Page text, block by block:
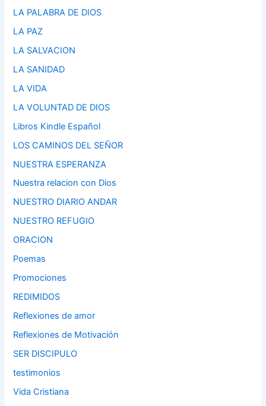
LA PALABRA DE DIOS
LA PAZ
LA SALVACION
LA SANIDAD
LA VIDA
LA VOLUNTAD DE DIOS
Libros Kindle Español
LOS CAMINOS DEL SEÑOR
NUESTRA ESPERANZA
Nuestra relacion con Dios
NUESTRO DIARIO ANDAR
NUESTRO REFUGIO
ORACION
Poemas
Promociones
REDIMIDOS
Reflexiones de amor
Reflexiones de Motivación
SER DISCIPULO
testimonios
Vida Cristiana